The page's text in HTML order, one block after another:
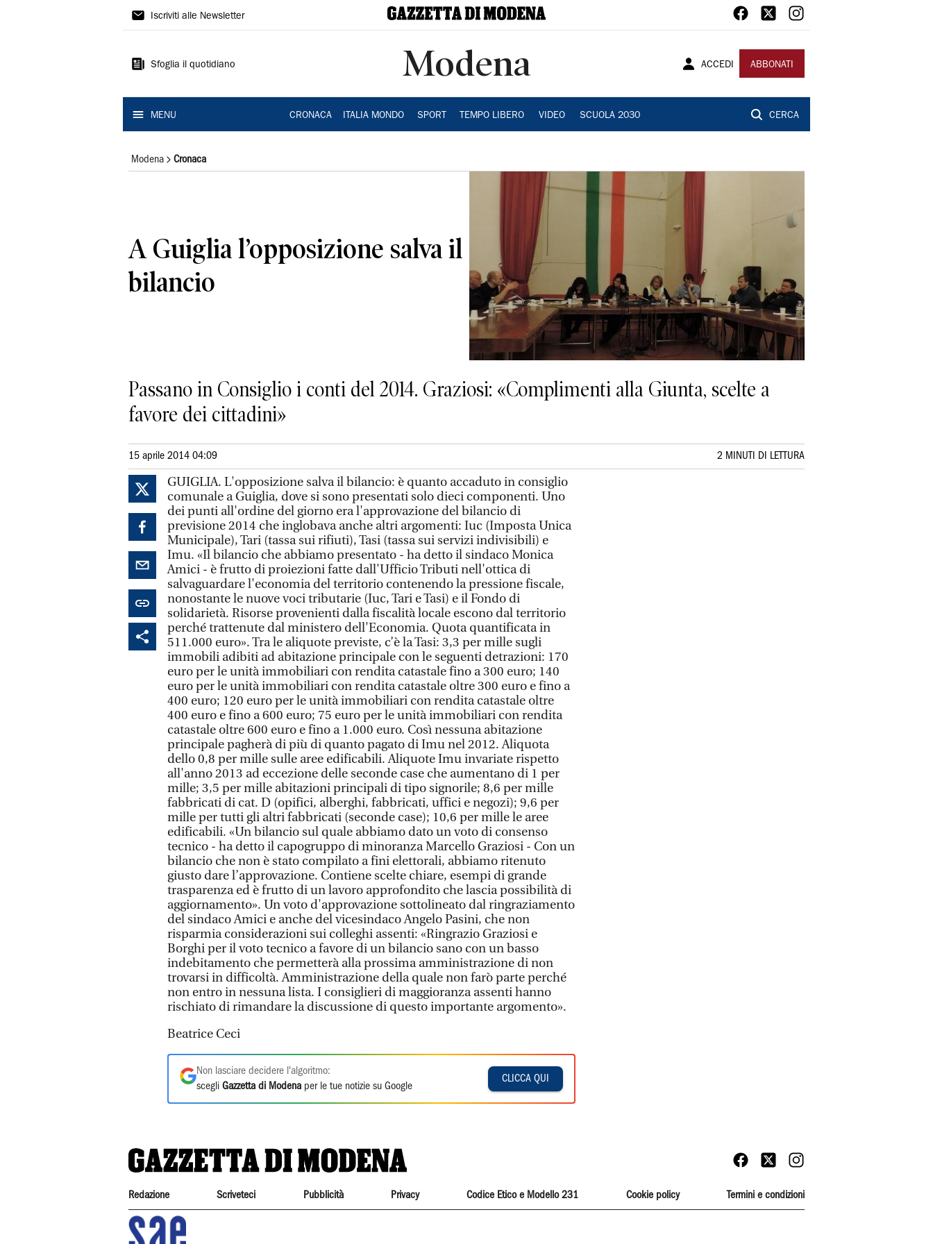
Gazzetta
Modena
Iscriviti alle Newsletter
Sfoglia il quotidiano Modena ACCEDI ABBONATI
MENU CRONACA ITALIA MONDO SPORT TEMPO LIBERO VIDEO SCUOLA 2030 CERCA
Modena Cronaca
A Guiglia l’opposizione salva il
bilancio
Passano in Consiglio i conti del 2014. Graziosi: «Complimenti alla Giunta, scelte a
favore dei cittadini»
15 aprile 2014 04:09 2 MINUTI DI LETTURA
GUIGLIA. L'opposizione salva il bilancio: è quanto accaduto in consiglio
comunale a Guiglia, dove si sono presentati solo dieci componenti. Uno
dei punti all'ordine del giorno era l'approvazione del bilancio di
previsione 2014 che inglobava anche altri argomenti: Iuc (Imposta Unica
Municipale), Tari (tassa sui rifiuti), Tasi (tassa sui servizi indivisibili) e
Imu. «Il bilancio che abbiamo presentato - ha detto il sindaco Monica
Amici - è frutto di proiezioni fatte dall'Ufficio Tributi nell'ottica di
salvaguardare l'economia del territorio contenendo la pressione fiscale,
nonostante le nuove voci tributarie (Iuc, Tari e Tasi) e il Fondo di
solidarietà. Risorse provenienti dalla fiscalità locale escono dal territorio
perché trattenute dal ministero dell'Economia. Quota quantificata in
511.000 euro». Tra le aliquote previste, c’è la Tasi: 3,3 per mille sugli
immobili adibiti ad abitazione principale con le seguenti detrazioni: 170
euro per le unità immobiliari con rendita catastale fino a 300 euro; 140
euro per le unità immobiliari con rendita catastale oltre 300 euro e fino a
400 euro; 120 euro per le unità immobiliari con rendita catastale oltre
400 euro e fino a 600 euro; 75 euro per le unità immobiliari con rendita
catastale oltre 600 euro e fino a 1.000 euro. Così nessuna abitazione
principale pagherà di più di quanto pagato di Imu nel 2012. Aliquota
dello 0,8 per mille sulle aree edificabili. Aliquote Imu invariate rispetto
all'anno 2013 ad eccezione delle seconde case che aumentano di 1 per
mille; 3,5 per mille abitazioni principali di tipo signorile; 8,6 per mille
fabbricati di cat. D (opifici, alberghi, fabbricati, uffici e negozi); 9,6 per
mille per tutti gli altri fabbricati (seconde case); 10,6 per mille le aree
edificabili. «Un bilancio sul quale abbiamo dato un voto di consenso
tecnico - ha detto il capogruppo di minoranza Marcello Graziosi - Con un
bilancio che non è stato compilato a fini elettorali, abbiamo ritenuto
giusto dare l’approvazione. Contiene scelte chiare, esempi di grande
trasparenza ed è frutto di un lavoro approfondito che lascia possibilità di
aggiornamento». Un voto d'approvazione sottolineato dal ringraziamento
del sindaco Amici e anche del vicesindaco Angelo Pasini, che non
risparmia considerazioni sui colleghi assenti: «Ringrazio Graziosi e
Borghi per il voto tecnico a favore di un bilancio sano con un basso
indebitamento che permetterà alla prossima amministrazione di non
trovarsi in difficoltà. Amministrazione della quale non farò parte perché
non entro in nessuna lista. I consiglieri di maggioranza assenti hanno
rischiato di rimandare la discussione di questo importante argomento».
Beatrice Ceci
Non lasciare decidere l'algoritmo:
scegli Gazzetta di Modena per le tue notizie su Google
CLICCA QUI
Redazione Scriveteci Pubblicità Privacy Codice Etico e Modello 231 Cookie policy Termini e condizioni